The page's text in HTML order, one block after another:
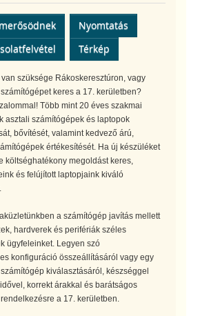
Nyomtatás
Térkép
szüksége Rákoskeresztúron, vagy
keres a 17. kerületben?
Több mint 20 éves szakmai
asztali számítógépek és laptopok
bővítését, valamint kedvező árú,
értékesítését. Ha új készüléket
költséghatékony megoldást keres,
és felújított laptopjaink kiváló
a számítógép javítás mellett
hardverek és perifériák széles
ügyfeleinket. Legyen szó
konfiguráció összeállításáról vagy egy
kiválasztásáról, készséggel
korrekt árakkal és barátságos
a 17. kerületben.